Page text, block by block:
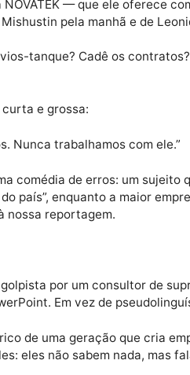
diesel e acabou em
brasileira, Diana, ele
a mesma cara de pau e
russo para o Brasil. Eu
Mishustin pela manhã
navios-tanque? Cadê os
curta e grossa: